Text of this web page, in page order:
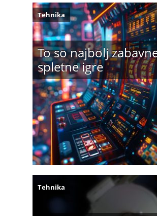
To so najbolj
spletne igre
Tehnika
Tehnika